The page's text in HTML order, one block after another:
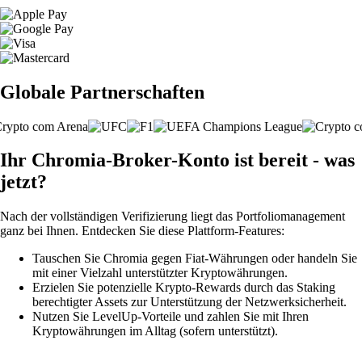
Globale Partnerschaften
Ihr Chromia-Broker-Konto ist bereit - was
jetzt?
Nach der vollständigen Verifizierung liegt das Portfoliomanagement
ganz bei Ihnen. Entdecken Sie diese Plattform-Features:
Tauschen Sie Chromia gegen Fiat-Währungen oder handeln Sie
mit einer Vielzahl unterstützter Kryptowährungen.
Erzielen Sie potenzielle Krypto-Rewards durch das Staking
berechtigter Assets zur Unterstützung der Netzwerksicherheit.
Nutzen Sie LevelUp-Vorteile und zahlen Sie mit Ihren
Kryptowährungen im Alltag (sofern unterstützt).